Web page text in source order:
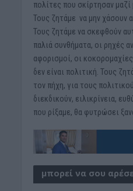
πολίτες που σκίρτησαν μαζί
Τους ζητάμε να μην χάσουν
Τους ζητάμε να σκεφθούν
παλιά συνθήματα, οι ρηχές
αφορισμοί, οι
δεν είναι πολιτική. Τους
τον πήχη, για τους
διεκδικούν, ειλικρίνεια,
που ρίξαμε, θα φυτρώσει
μπορεί να σου